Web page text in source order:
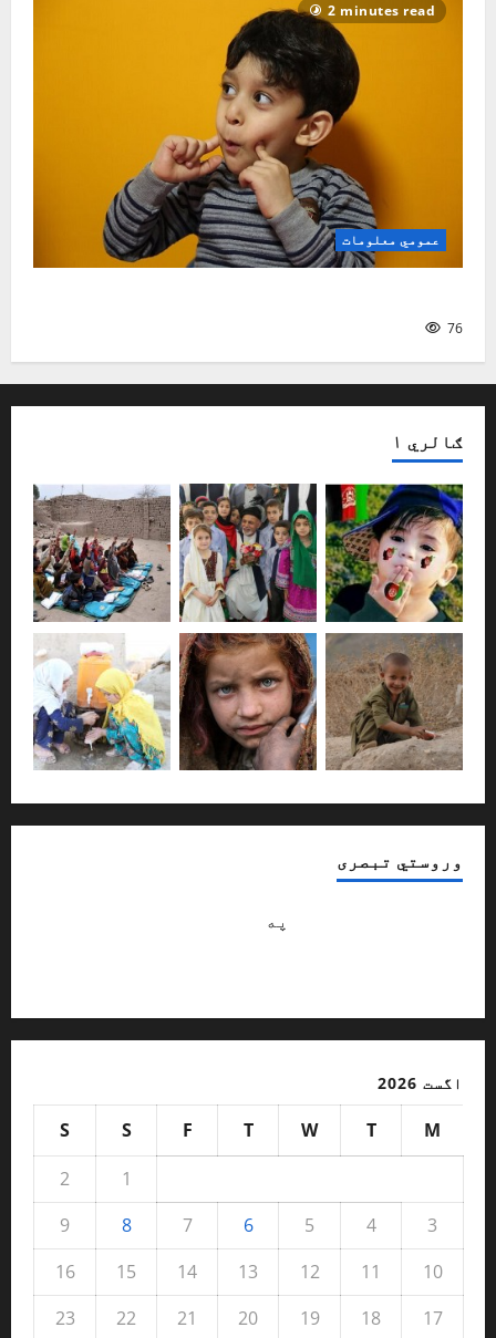
2 minutes read
عمومي معلومات
76
ګالري ۱
وروستي تبصری
په
اگست 2026
M
T
W
T
F
S
S
1
2
3
4
5
6
7
8
9
10
11
12
13
14
15
16
17
18
19
20
21
22
23